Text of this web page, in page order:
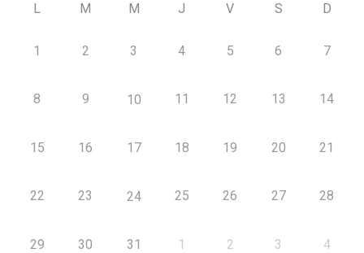
L M M J V S D
1 2 3 4 5 6 7
8 9 10 11 12 13 14
15 16 17 18 19 20 21
22 23 24 25 26 27 28
29 30 31 1 2 3 4